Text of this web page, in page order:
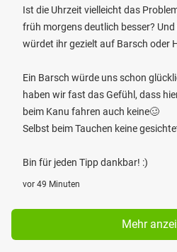
Ist die Uhrzeit vielleicht das
früh morgens deutlich besser?
würdet ihr gezielt auf Barsch oder
Ein Barsch würde uns schon
haben wir fast das Gefühl, dass
beim Kanu fahren auch keine🥴
Selbst beim Tauchen keine
Bin für jeden Tipp dankbar! :)
vor 49 Minuten
Mehr